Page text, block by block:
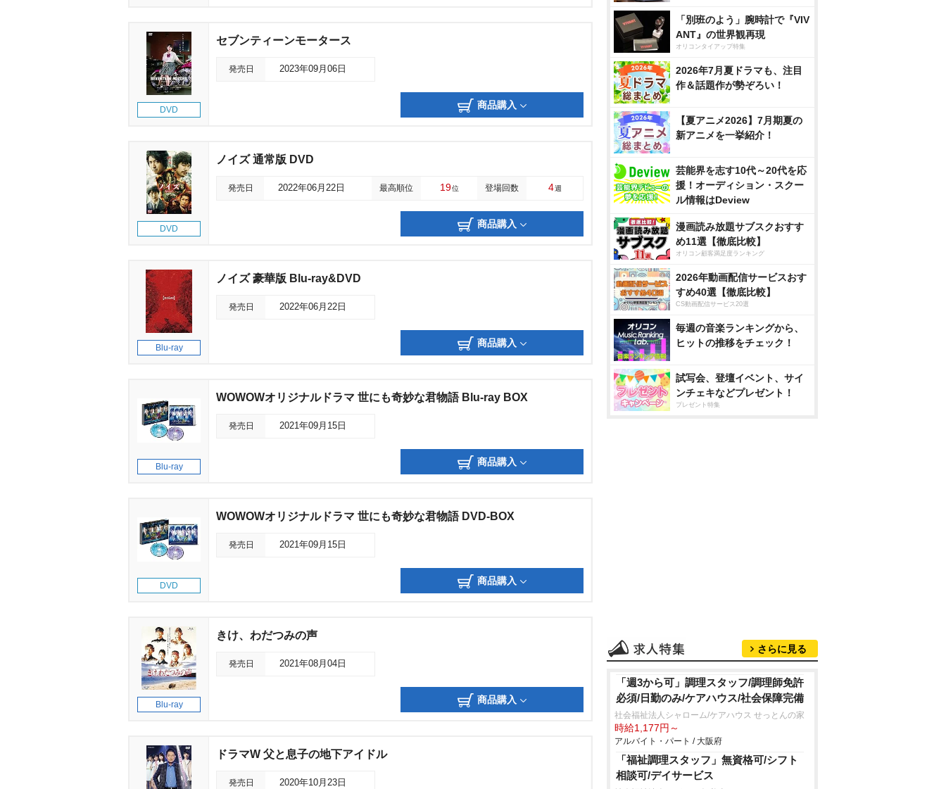
DVD
セブンティーンモータース
発売日 2023年09月06日
商品購入
DVD
ノイズ 通常版 DVD
発売日 2022年06月22日 最高順位 19位 登場回数 4週
商品購入
Blu-ray
ノイズ 豪華版 Blu-ray&DVD
発売日 2022年06月22日
商品購入
Blu-ray
WOWOWオリジナルドラマ 世にも奇妙な君物語 Blu-ray BOX
発売日 2021年09月15日
商品購入
DVD
WOWOWオリジナルドラマ 世にも奇妙な君物語 DVD-BOX
発売日 2021年09月15日
商品購入
Blu-ray
きけ、わだつみの声
発売日 2021年08月04日
商品購入
ドラマW 父と息子の地下アイドル
発売日 2020年10月23日
「別班のよう」腕時計で『VIV
ANT』の世界観再現
オリコンタイアップ特集
2026年7月夏ドラマも、注目
作＆話題作が勢ぞろい！
【夏アニメ2026】7月期夏の
新アニメを一挙紹介！
芸能界を志す10代～20代を応
援！オーディション・スクー
ル情報はDeview
漫画読み放題サブスクおすす
め11選【徹底比較】
オリコン顧客満足度ランキング
2026年動画配信サービスおす
すめ40選【徹底比較】
CS動画配信サービス20選
毎週の音楽ランキングから、
ヒットの推移をチェック！
試写会、登壇イベント、サイ
ンチェキなどプレゼント！
プレゼント特集
さらに見る
「週3から可」調理スタッフ/調理師免許
必須/日勤のみ/ケアハウス/社会保障完備
社会福祉法人シャローム/ケアハウス せっとんの家
時給1,177円～
アルバイト・パート / 大阪府
「福祉調理スタッフ」無資格可/シフト
相談可/デイサービス